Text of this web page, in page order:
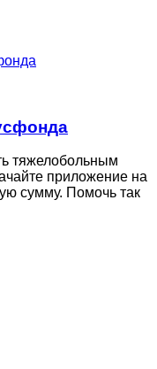
тяжелобольным
приложение на
сумму. Помочь так